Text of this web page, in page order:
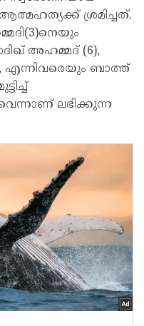
ശ്രമിച്ചത്.
അഹമ്മദ് (6),
എന്നിവരെയും ബാത്ത്
ലഭിക്കുന്ന